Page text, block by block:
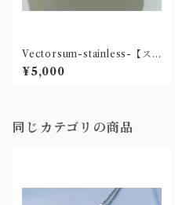
Vectorsum-stainless-【ス
テンレス製ネックレス】
¥5,000
同じカテゴリの商品